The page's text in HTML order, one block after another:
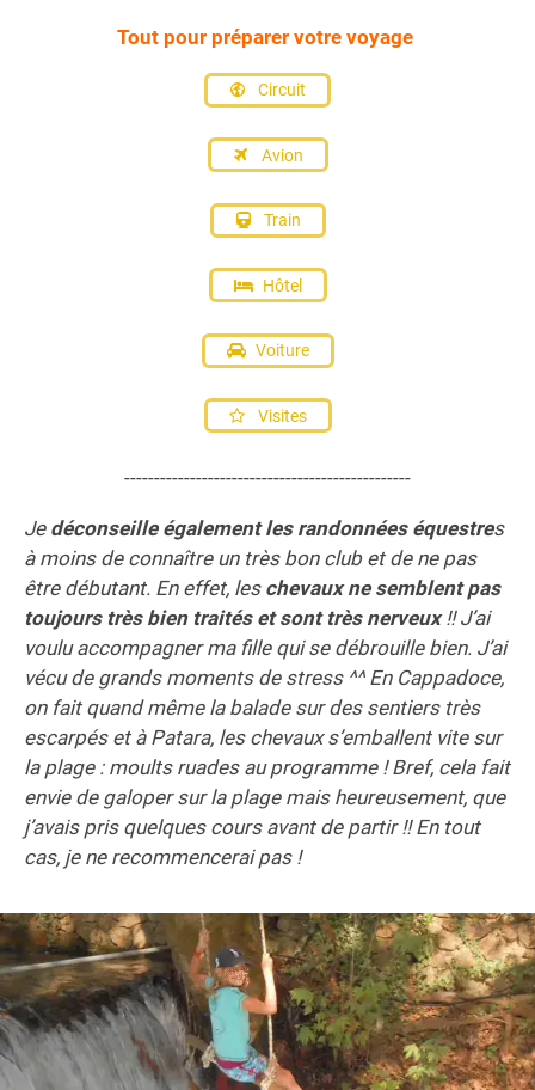
Tout pour préparer votre voyage
Circuit
Avion
Train
Hôtel
Voiture
Visites
------------------------------------------------
Je déconseille également les randonnées équestres
à moins de connaître un très bon club et de ne pas
être débutant. En effet, les chevaux ne semblent pas
toujours très bien traités et sont très nerveux!! J’ai
voulu accompagner ma fille qui se débrouille bien. J’ai
vécu de grands moments de stress ^^ En Cappadoce,
on fait quand même la balade sur des sentiers très
escarpés et à Patara, les chevaux s’emballent vite sur
la plage : moults ruades au programme ! Bref, cela fait
envie de galoper sur la plage mais heureusement, que
j’avais pris quelques cours avant de partir !! En tout
cas, je ne recommencerai pas !